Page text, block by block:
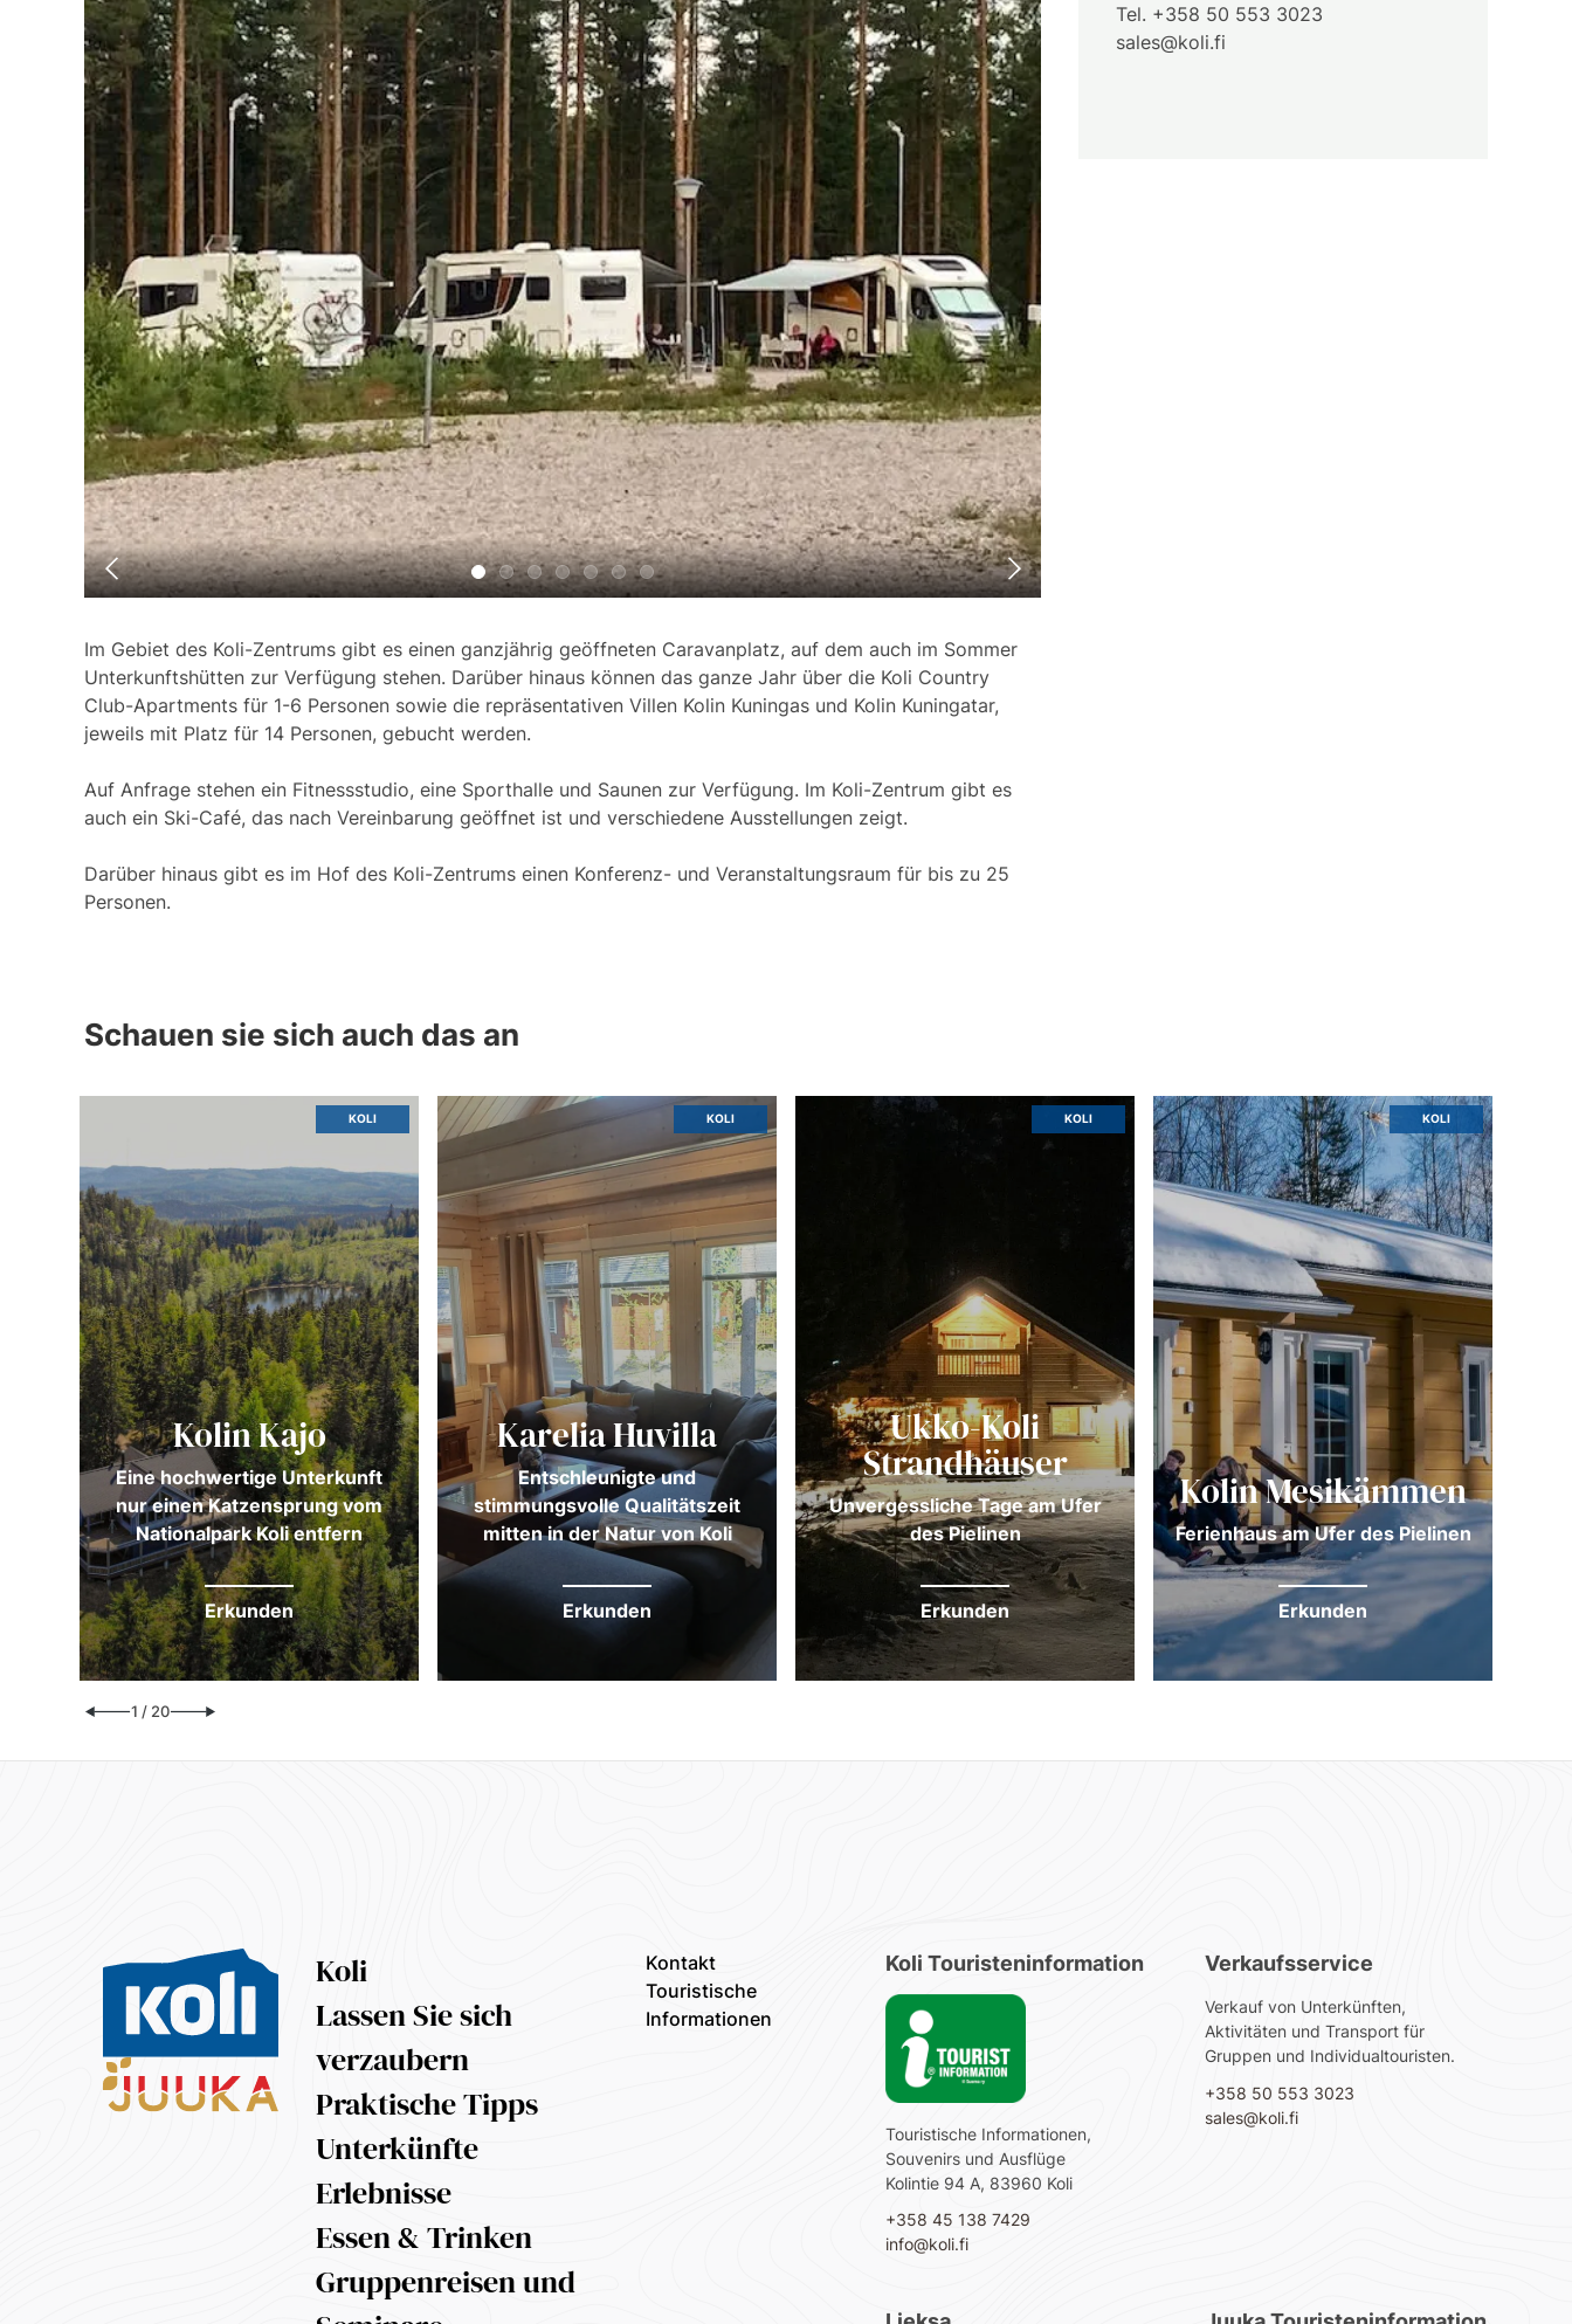
Im Gebiet des Koli-Zentrums gibt es einen ganzjährig geöffneten Caravanplatz, auf dem auch im Sommer
Unterkunftshütten zur Verfügung stehen. Darüber hinaus können das ganze Jahr über die Koli Country
Club-Apartments für 1-6 Personen sowie die repräsentativen Villen Kolin Kuningas und Kolin Kuningatar,
jeweils mit Platz für 14 Personen, gebucht werden.
Auf Anfrage stehen ein Fitnessstudio, eine Sporthalle und Saunen zur Verfügung. Im Koli-Zentrum gibt es
auch ein Ski-Café, das nach Vereinbarung geöffnet ist und verschiedene Ausstellungen zeigt.
Darüber hinaus gibt es im Hof des Koli-Zentrums einen Konferenz- und Veranstaltungsraum für bis zu 25
Personen.
Tel. +358 50 553 3023
sales@koli.fi
Schauen sie sich auch das an
KOLI
Kolin Kajo
Eine hochwertige Unterkunft
nur einen Katzensprung vom
Nationalpark Koli entfern
Erkunden
KOLI
Karelia Huvilla
Entschleunigte und
stimmungsvolle Qualitätszeit
mitten in der Natur von Koli
Erkunden
KOLI
Ukko-Koli
Strandhäuser
Unvergessliche Tage am Ufer
des Pielinen
Erkunden
KOLI
Kolin Mesikämmen
Ferienhaus am Ufer des Pielinen
Erkunden
1 / 20
Koli
Lassen Sie sich
verzaubern
Praktische Tipps
Unterkünfte
Erlebnisse
Essen & Trinken
Gruppenreisen und
Kontakt
Touristische
Informationen
Koli Touristeninformation
Touristische Informationen,
Souvenirs und Ausflüge
Kolintie 94 A, 83960 Koli
+358 45 138 7429
info@koli.fi
Verkaufsservice
Verkauf von Unterkünften,
Aktivitäten und Transport für
Gruppen und Individualtouristen.
+358 50 553 3023
sales@koli.fi